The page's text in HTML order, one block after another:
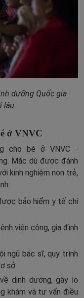
dưỡng Quốc gia
lâu
ở VNVC
cho bé ở VNVC -
Mặc dù được đánh
kinh nghiệm non trẻ,
bảo hiểm y tế chi
viện công, gia đình
ngũ bác sĩ, quy trình
sở.
dinh dưỡng, gây lo
khám và tư vấn điều